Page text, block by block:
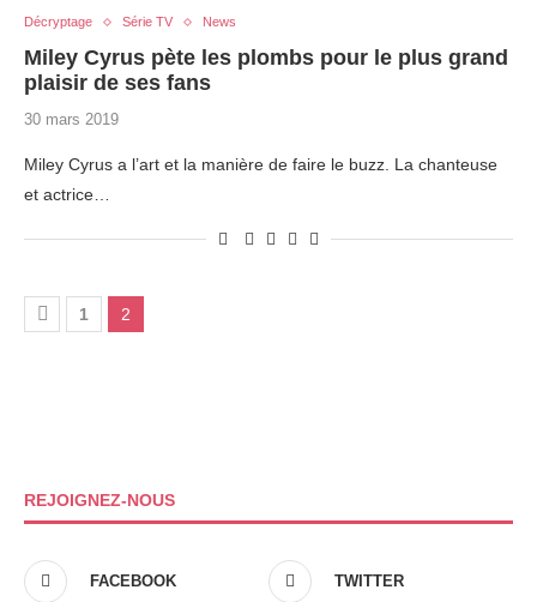
Décryptage Série TV News
Miley Cyrus pète les plombs pour le plus grand
plaisir de ses fans
30 mars 2019
Miley Cyrus a l’art et la manière de faire le buzz. La chanteuse
et actrice…
1 2
REJOIGNEZ-NOUS
FACEBOOK TWITTER